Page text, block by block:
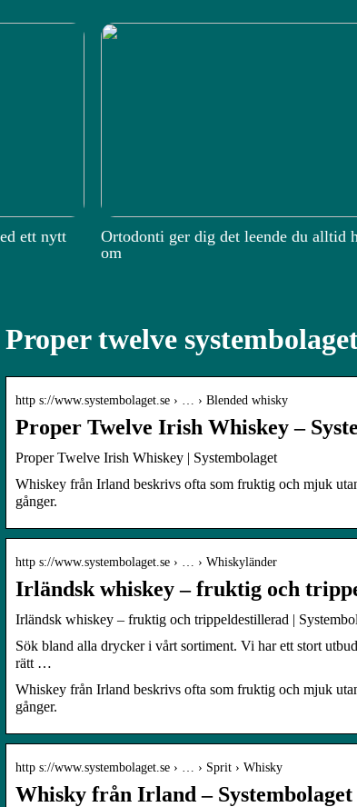
ett nytt
Ortodonti ger dig det leende du alltid
om
Proper twelve
http s://www.systembolaget.se › … › Blended whisky
Proper Twelve Irish Whiskey –
Proper Twelve Irish Whiskey | Systembolaget
Whiskey från Irland beskrivs ofta som fruktig och mjuk
gånger.
http s://www.systembolaget.se › … › Whiskyländer
Irländsk whiskey – fruktig och
Irländsk whiskey – fruktig och trippeldestillerad |
Sök bland alla drycker i vårt sortiment. Vi har ett stort
rätt …
Whiskey från Irland beskrivs ofta som fruktig och mjuk
gånger.
http s://www.systembolaget.se › … › Sprit › Whisky
Whisky från Irland – Systembolaget